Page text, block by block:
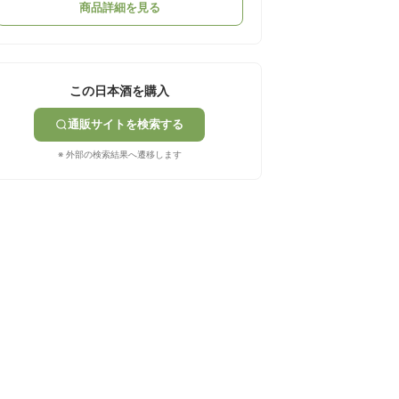
商品詳細を見る
この日本酒を購入
通販サイトを検索する
※ 外部の検索結果へ遷移します